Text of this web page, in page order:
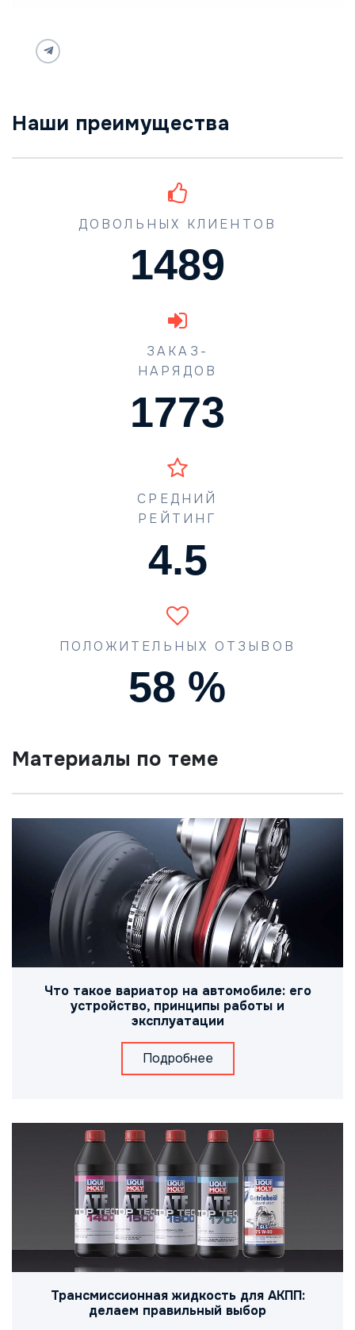
Наши преимущества
ДОВОЛЬНЫХ КЛИЕНТОВ
1489
ЗАКАЗ-
НАРЯДОВ
1773
СРЕДНИЙ
РЕЙТИНГ
4.5
ПОЛОЖИТЕЛЬНЫХ ОТЗЫВОВ
90 %
Материалы по теме
Что такое вариатор на автомобиле: его
устройство, принципы работы и
эксплуатации
Подробнее
Трансмиссионная жидкость для АКПП:
делаем правильный выбор